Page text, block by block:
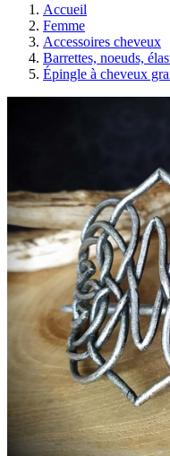
Accueil
Femme
Accessoires cheveux
Barrettes, noeuds,
Épingle à cheveux